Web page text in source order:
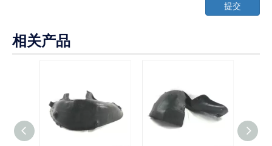
提交
相关产品